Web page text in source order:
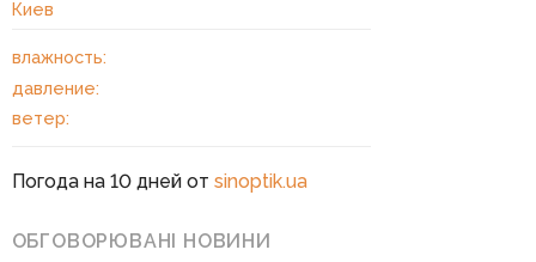
Киев
влажность:
давление:
ветер:
Погода на 10 дней от sinoptik.ua
ОБГОВОРЮВАНІ НОВИНИ